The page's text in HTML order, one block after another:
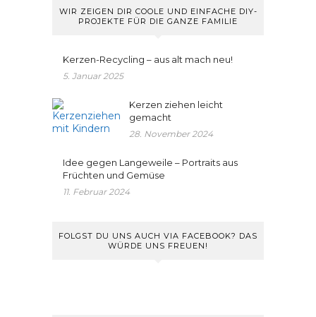
WIR ZEIGEN DIR COOLE UND EINFACHE DIY-
PROJEKTE FÜR DIE GANZE FAMILIE
Kerzen-Recycling – aus alt mach neu!
5. Januar 2025
Kerzen ziehen leicht
gemacht
28. November 2024
Idee gegen Langeweile – Portraits aus
Früchten und Gemüse
11. Februar 2024
FOLGST DU UNS AUCH VIA FACEBOOK? DAS
WÜRDE UNS FREUEN!